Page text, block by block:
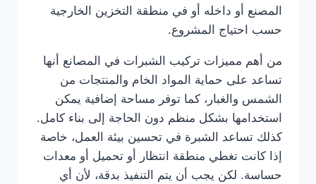
المصنع أو داخله أو في منطقة التخزين الخارجية
حسب احتياج المشروع.
من أهم مميزات تركيب الشبرات في المصانع أنها
تساعد على حماية المواد الخام والمنتجات من
الشمس والغبار، كما توفر مساحة إضافية يمكن
استخدامها بشكل منظم دون الحاجة إلى بناء كامل.
كذلك تساعد الشبرة في تحسين بيئة العمل، خاصة
إذا كانت تغطي منطقة انتظار أو تحميل أو معدات
حساسة. لكن يجب أن يتم التنفيذ بدقة، لأن أي